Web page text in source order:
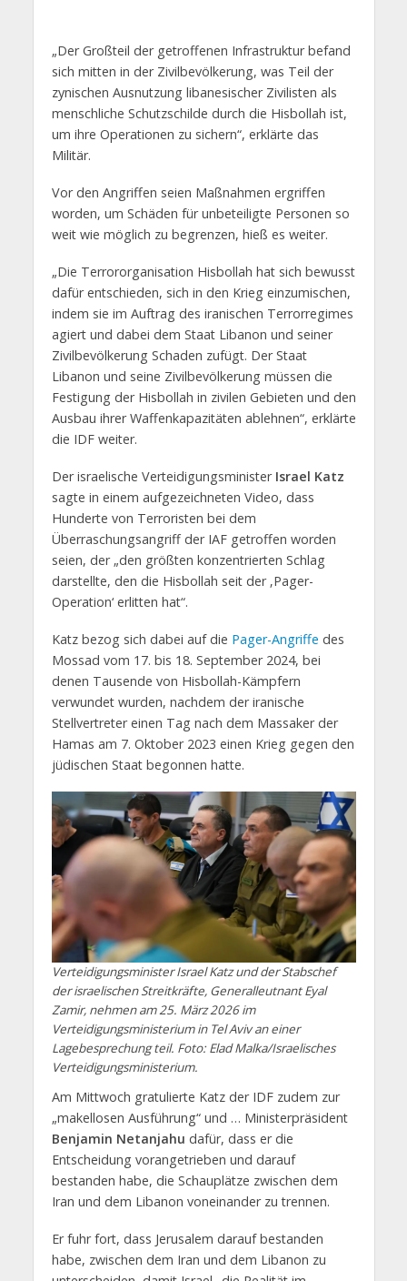
„Der Großteil der getroffenen Infrastruktur befand
sich mitten in der Zivilbevölkerung, was Teil der
zynischen Ausnutzung libanesischer Zivilisten als
menschliche Schutzschilde durch die Hisbollah ist,
um ihre Operationen zu sichern“, erklärte das
Militär.
Vor den Angriffen seien Maßnahmen ergriffen
worden, um Schäden für unbeteiligte Personen so
weit wie möglich zu begrenzen, hieß es weiter.
„Die Terrororganisation Hisbollah hat sich bewusst
dafür entschieden, sich in den Krieg einzumischen,
indem sie im Auftrag des iranischen Terrorregimes
agiert und dabei dem Staat Libanon und seiner
Zivilbevölkerung Schaden zufügt. Der Staat
Libanon und seine Zivilbevölkerung müssen die
Festigung der Hisbollah in zivilen Gebieten und den
Ausbau ihrer Waffenkapazitäten ablehnen“, erklärte
die IDF weiter.
Der israelische Verteidigungsminister Israel Katz
sagte in einem aufgezeichneten Video, dass
Hunderte von Terroristen bei dem
Überraschungsangriff der IAF getroffen worden
seien, der „den größten konzentrierten Schlag
darstellte, den die Hisbollah seit der ‚Pager-
Operation‘ erlitten hat“.
Katz bezog sich dabei auf die Pager-Angriffe des
Mossad vom 17. bis 18. September 2024, bei
denen Tausende von Hisbollah-Kämpfern
verwundet wurden, nachdem der iranische
Stellvertreter einen Tag nach dem Massaker der
Hamas am 7. Oktober 2023 einen Krieg gegen den
jüdischen Staat begonnen hatte.
Verteidigungsminister Israel Katz und der Stabschef
der israelischen Streitkräfte, Generalleutnant Eyal
Zamir, nehmen am 25. März 2026 im
Verteidigungsministerium in Tel Aviv an einer
Lagebesprechung teil. Foto: Elad Malka/Israelisches
Verteidigungsministerium.
Am Mittwoch gratulierte Katz der IDF zudem zur
„makellosen Ausführung“ und … Ministerpräsident
Benjamin Netanjahu dafür, dass er die
Entscheidung vorangetrieben und darauf
bestanden habe, die Schauplätze zwischen dem
Iran und dem Libanon voneinander zu trennen.
Er fuhr fort, dass Jerusalem darauf bestanden
habe, zwischen dem Iran und dem Libanon zu